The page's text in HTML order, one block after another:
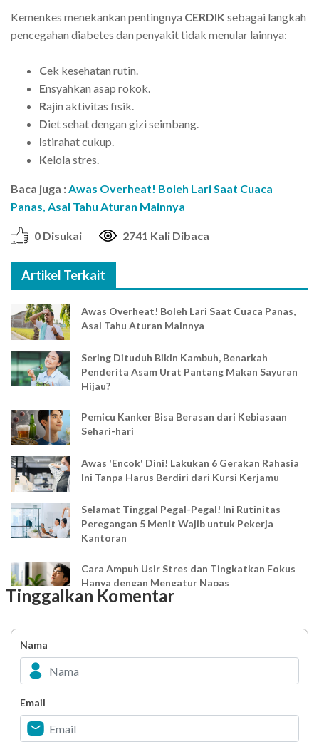
Kemenkes menekankan pentingnya CERDIK sebagai langkah
pencegahan diabetes dan penyakit tidak menular lainnya:
Cek kesehatan rutin.
Ensyahkan asap rokok.
Rajin aktivitas fisik.
Diet sehat dengan gizi seimbang.
Istirahat cukup.
Kelola stres.
Baca juga :Awas Overheat! Boleh Lari Saat Cuaca
Panas, Asal Tahu Aturan Mainnya
0 Disukai 2741 Kali Dibaca
Artikel Terkait
Awas Overheat! Boleh Lari Saat Cuaca Panas,
Asal Tahu Aturan Mainnya
Sering Dituduh Bikin Kambuh, Benarkah
Penderita Asam Urat Pantang Makan Sayuran
Hijau?
Pemicu Kanker Bisa Berasan dari Kebiasaan
Sehari-hari
Awas 'Encok' Dini! Lakukan 6 Gerakan Rahasia
Ini Tanpa Harus Berdiri dari Kursi Kerjamu
Selamat Tinggal Pegal-Pegal! Ini Rutinitas
Peregangan 5 Menit Wajib untuk Pekerja
Kantoran
Cara Ampuh Usir Stres dan Tingkatkan Fokus
Hanya dengan Mengatur Napas
Bahagia dalam Tubuh
Minuman Manis, Teman atau Ancaman?
Tinggalkan Komentar
Nama
Email